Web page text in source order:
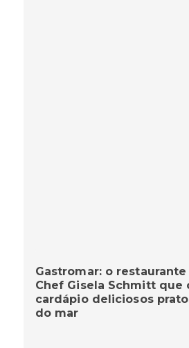
Gastromar: o
Chef Gisela Schmitt que
cardápio deliciosos
do mar